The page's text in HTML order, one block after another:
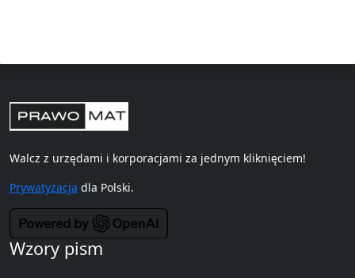
Walcz z urzędami i korporacjami za jednym kliknięciem!
Prywatyzacja dla Polski.
Wzory pism